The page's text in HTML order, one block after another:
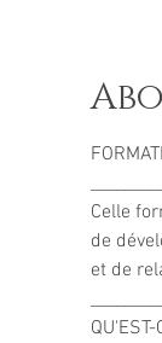
Celle
de
et de